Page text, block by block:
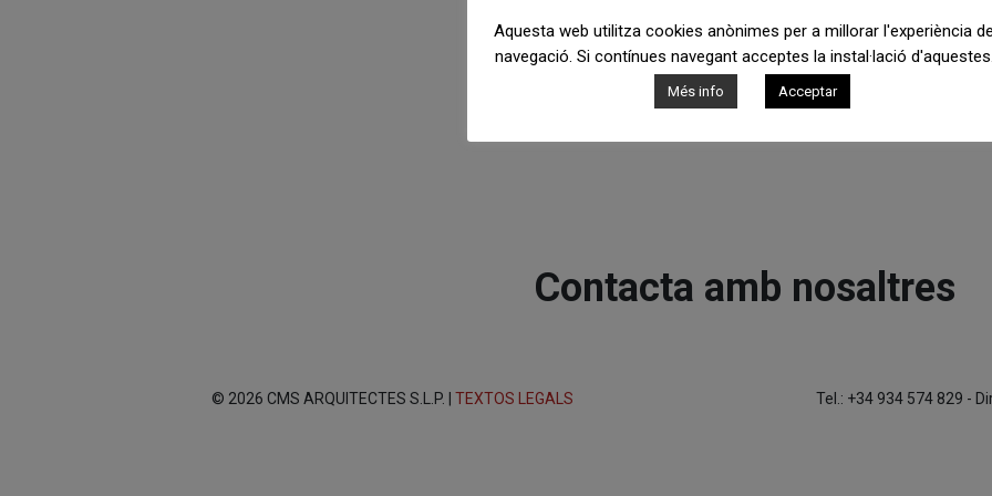
Contacta amb nosaltres
© 2026 CMS ARQUITECTES S.L.P. | TEXTOS LEGALS Tel.: +34 934 574 829 -
Aquesta web utilitza cookies anònimes per a millorar l'experiència de
navegació. Si contínues navegant acceptes la instal·lació d'aquestes.
Més info Acceptar